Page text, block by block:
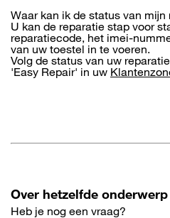
Waar kan ik de status van
U kan de reparatie stap voor
reparatiecode, het imei-
van uw toestel in te voeren.
Volg de status van uw
'Easy Repair' in uw
Over hetzelfde onderwerp
Heb je nog een vraag?